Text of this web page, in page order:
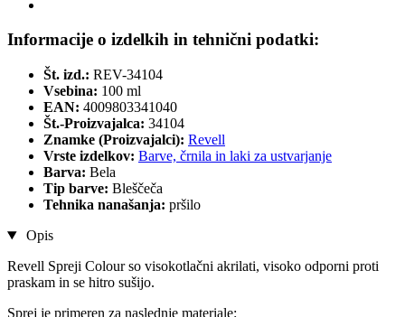
Informacije o izdelkih in tehnični podatki:
Št. izd.: REV-34104
Vsebina: 100 ml
EAN: 4009803341040
Št.-Proizvajalca: 34104
Znamke (Proizvajalci): Revell
Vrste izdelkov: Barve, črnila in laki za ustvarjanje
Barva: Bela
Tip barve: Bleščeča
Tehnika nanašanja: pršilo
Opis
Revell Spreji Colour so visokotlačni akrilati, visoko odporni proti
praskam in se hitro sušijo.
Sprej je primeren za naslednje materiale: